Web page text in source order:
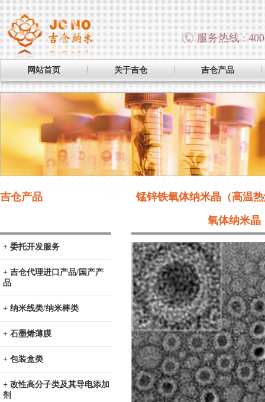
服务热线 :
网站首页 关于吉仓 吉仓产品
吉仓产品
+ 委托开发服务
+ 吉仓代理进口产品/国产产
品
+ 纳米线类/纳米棒类
+ 石墨烯薄膜
+ 包装盒类
+ 改性高分子类及其导电添加
剂
锰锌铁氧体纳米晶（高温
氧体纳米晶